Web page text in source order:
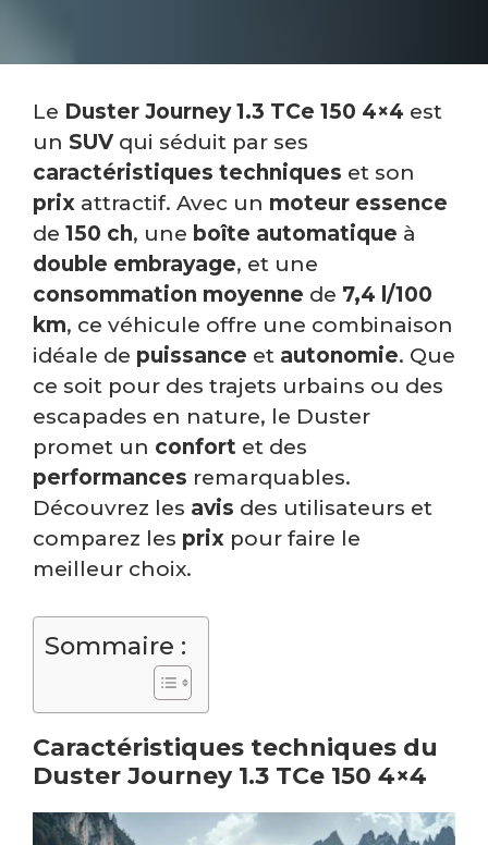
Le Duster Journey 1.3 TCe 150 4×4 est
un SUVqui séduit par ses
caractéristiques techniques et son
prix attractif. Avec un moteur essence
de 150 ch, une boîte automatique à
double embrayage, et une
consommation moyenne de 7,4 l/100
km, ce véhicule offre une combinaison
idéale de puissance et autonomie. Que
ce soit pour des trajets urbains ou des
escapades en nature, le Duster
promet un confort et des
performances remarquables.
Découvrez les avis des utilisateurs et
comparez les prix pour faire le
meilleur choix.
Sommaire :
Caractéristiques techniques du
Duster Journey 1.3 TCe 150 4×4